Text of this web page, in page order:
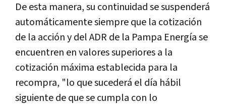
De esta manera, su continuidad se suspenderá
automáticamente siempre que la cotización
de la acción y del ADR de la Pampa Energía se
encuentren en valores superiores a la
cotización máxima establecida para la
recompra, "lo que sucederá el día hábil
siguiente de que se cumpla con lo